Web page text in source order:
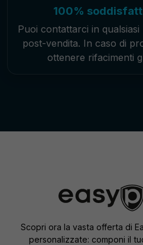
100%
Puoi contattarci in
post-vendita. In caso di
ottenere rifacimenti
Scopri ora la vasta offerta di
personalizzate: componi il